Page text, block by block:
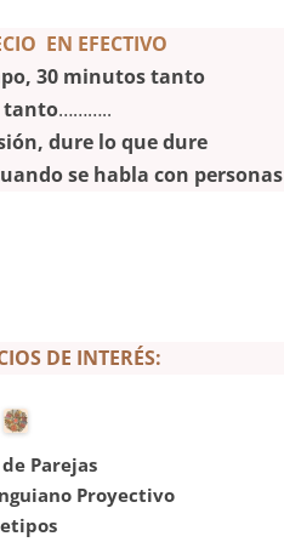
EN EFECTIVO
30 minutos tanto
tanto………..
dure lo que dure
se habla con personas
DE INTERÉS:
Parejas
Proyectivo